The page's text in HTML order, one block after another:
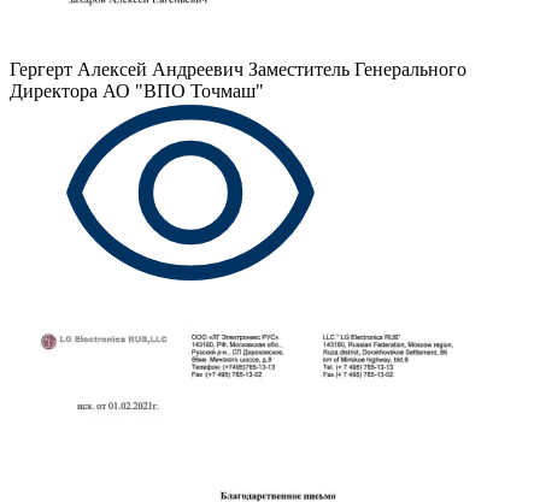
Гергерт Алексей Андреевич Заместитель Генерального
Директора АО "ВПО Точмаш"